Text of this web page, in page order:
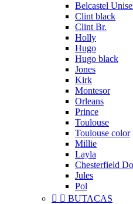
Belcastel
Clint black
Clint Br.
Holly
Hugo
Hugo black
Jones
Kirk
Montesor
Orleans
Prince
Toulouse
Toulouse color
Millie
Layla
Chesterfield
Jules
Pol
  BUTACAS